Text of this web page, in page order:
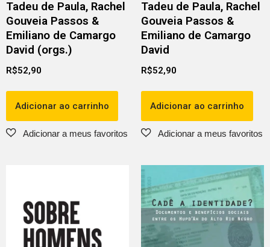
Tadeu de Paula, Rachel
Gouveia Passos &
Emiliano de Camargo
David (orgs.)
R$52,90
Adicionar ao carrinho
Tadeu de Paula, Rachel
Gouveia Passos &
Emiliano de Camargo
David
R$52,90
Adicionar ao carrinho